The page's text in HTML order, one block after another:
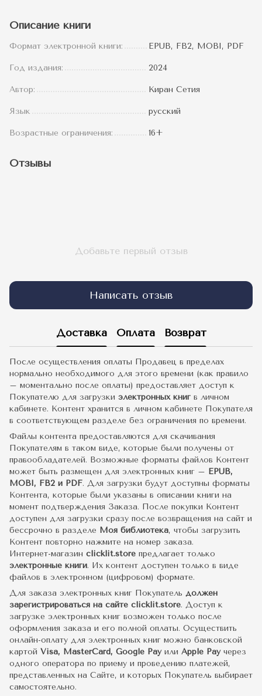
Описание книги
Формат электронной книги: EPUB, FB2, MOBI, PDF
Год издания: 2024
Автор: Киран Сетия
Язык русский
Возрастные ограничения: 16+
Отзывы
Добавьте первый отзыв
Написать отзыв
Доставка Оплата Возврат
После осуществления оплаты Продавец в пределах
нормально необходимого для этого времени (как правило
– моментально после оплаты) предоставляет доступ к
Покупателю для загрузки электронных книг в личном
кабинете. Контент хранится в личном кабинете Покупателя
в соответствующем разделе без ограничения по времени.
Файлы контента предоставляются для скачивания
Покупателям в таком виде, которые были получены от
правообладателей. Возможные форматы файлов Контент
может быть размещен для электронных книг – EPUB,
MOBI, FB2 и PDF. Для загрузки будут доступны форматы
Контента, которые были указаны в описании книги на
момент подтверждения Заказа. После покупки Контент
доступен для загрузки сразу после возвращения на сайт и
бессрочно в разделе Моя библиотека, чтобы загрузить
Контент повторно нажмите на номер заказа.
Интернет-магазин clicklit.store предлагает только
электронные книги. Их контент доступен только в виде
файлов в электронном (цифровом) формате.
Для заказа электронных книг Покупатель должен
зарегистрироваться на сайте clicklit.store. Доступ к
загрузке электронных книг возможен только после
оформления заказа и его полной оплаты. Осуществить
онлайн-оплату для электронных книг можно банковской
картой Visa, MasterCard, Google Pay или Apple Payчерез
одного оператора по приему и проведению платежей,
представленных на Сайте, и которых Покупатель выбирает
самостоятельно.